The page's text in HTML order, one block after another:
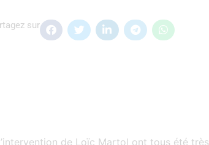
sur
de Loïc Martol ont tous été très